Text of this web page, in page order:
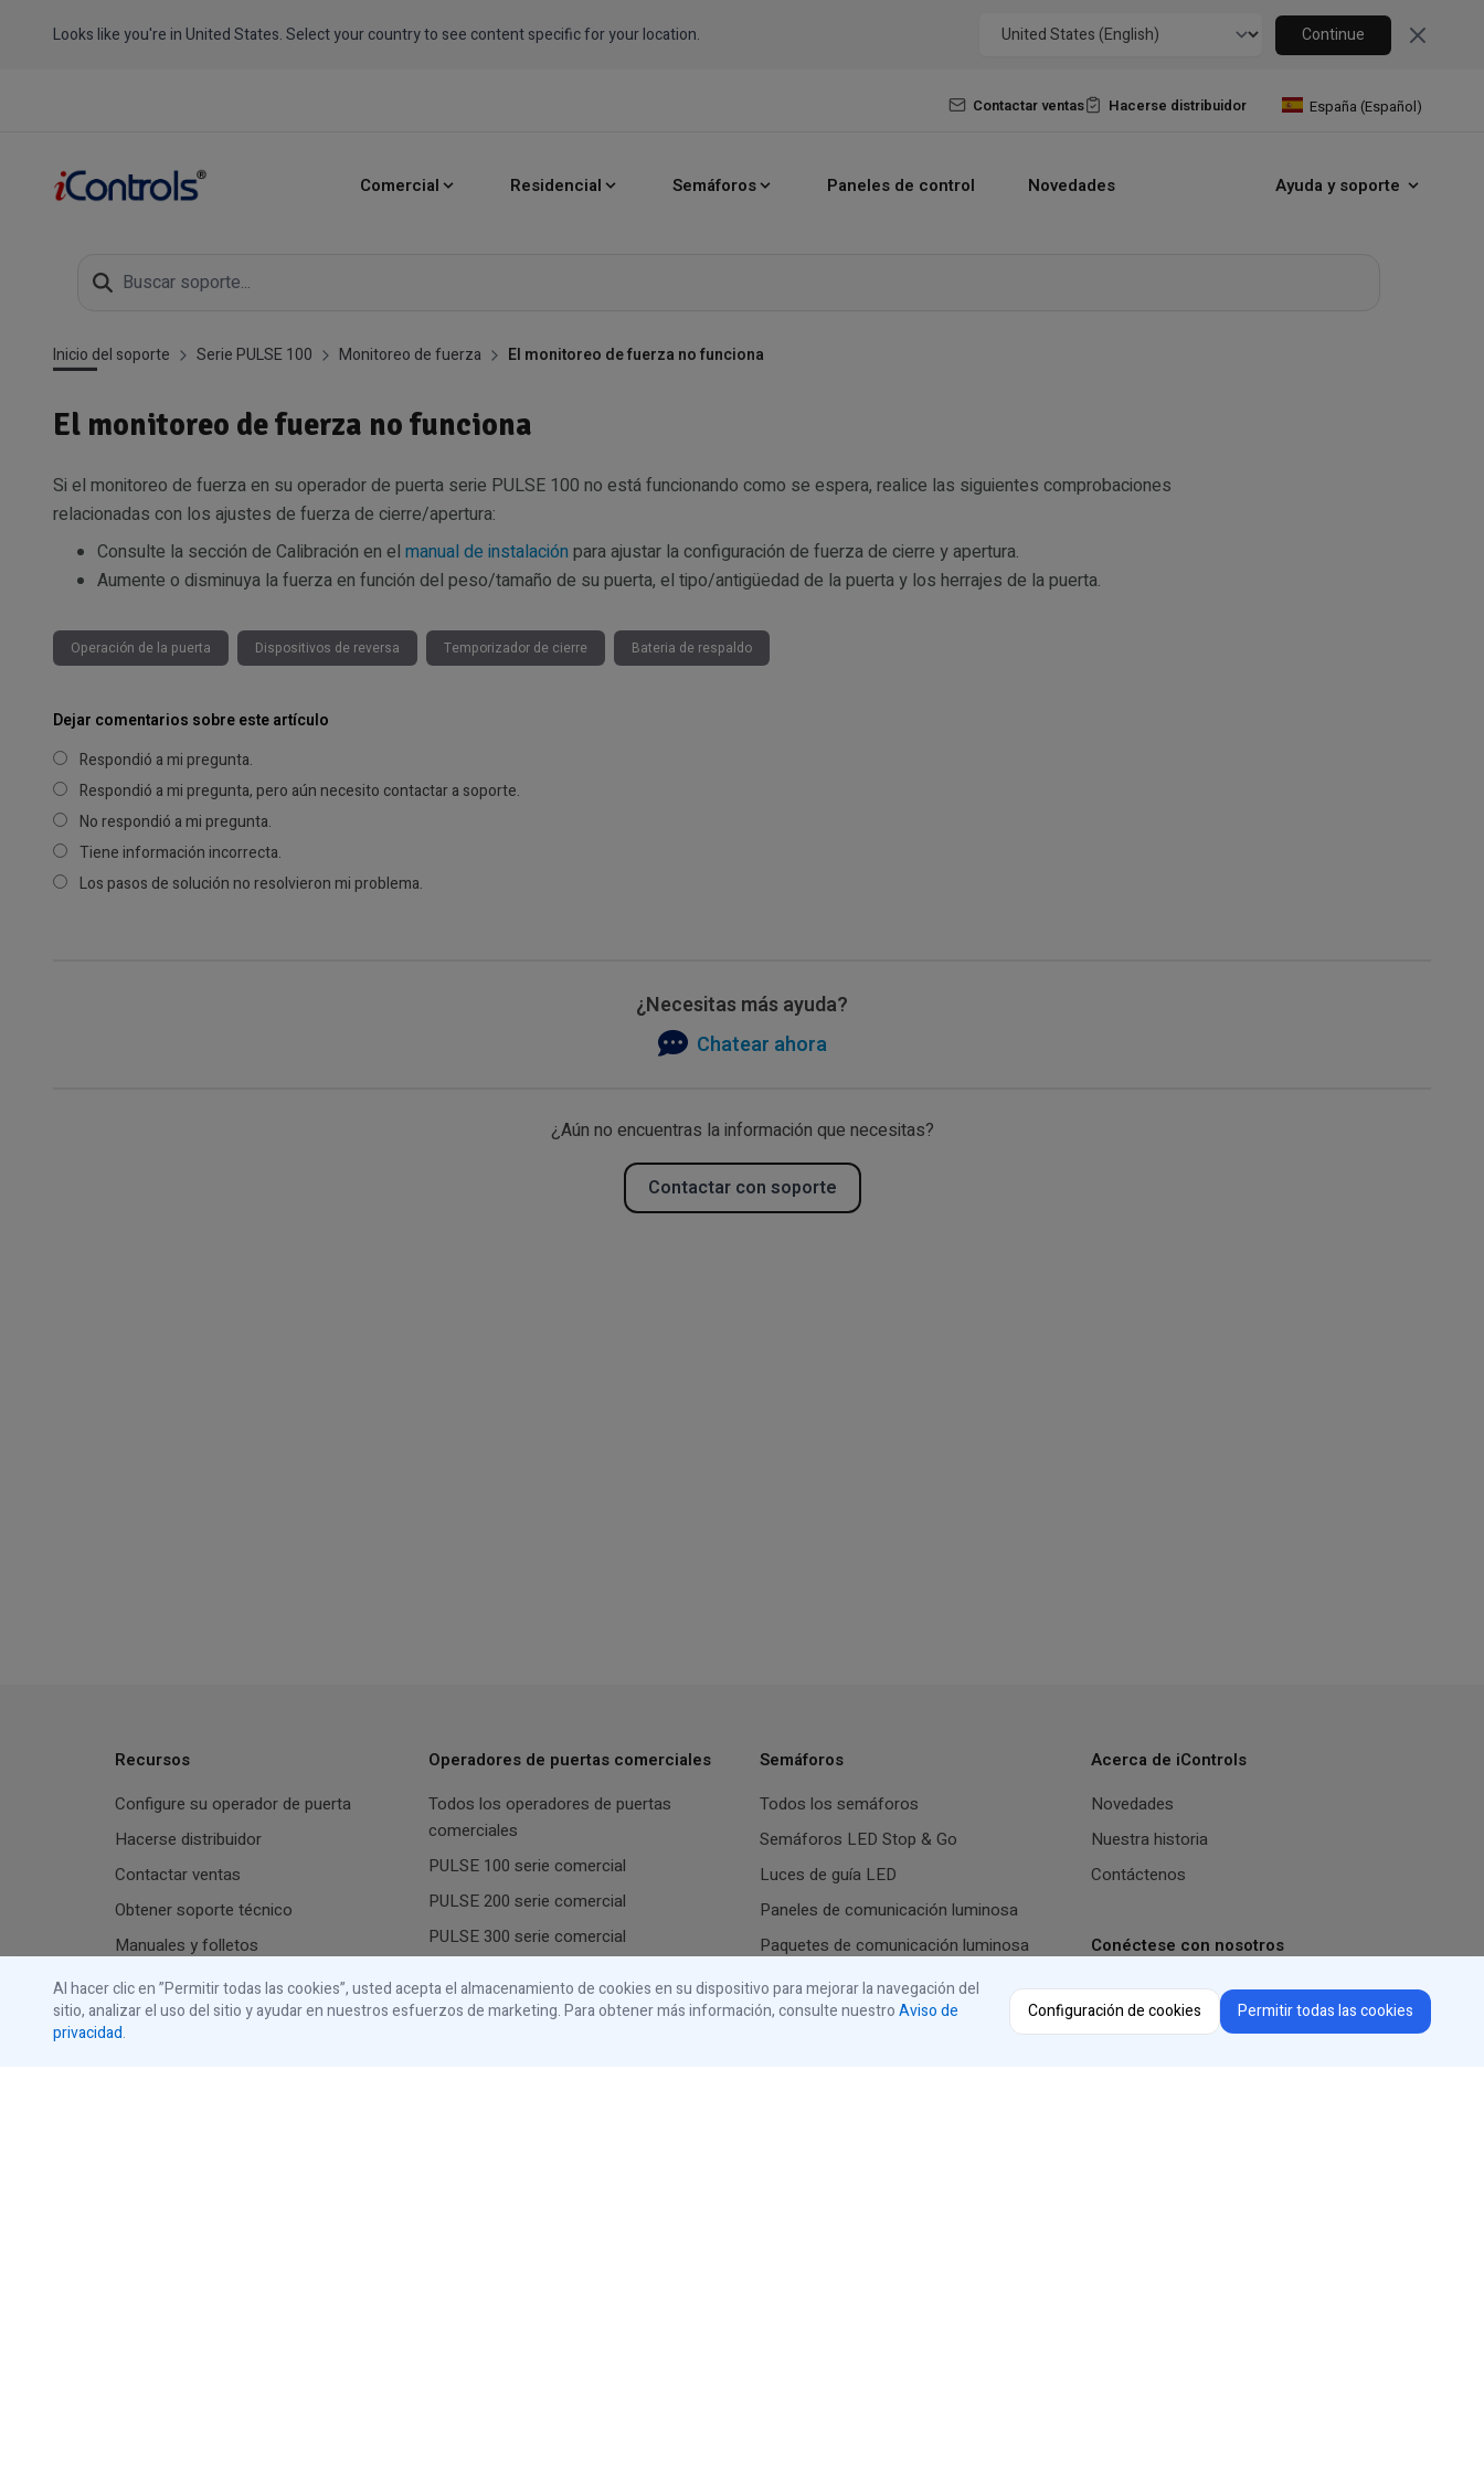
Looks like you're in United States. Select your country to see content specific for your location. Continue Close
Contactar ventas Hacerse distribuidor España (Español)
Comercial Residencial Semáforos Paneles de control Novedades Ayuda y soporte
Inicio del soporte Serie PULSE 100 Monitoreo de fuerza El monitoreo de fuerza no funciona
El monitoreo de fuerza no funciona
Si el monitoreo de fuerza en su operador de puerta serie PULSE 100 no está funcionando como se espera, realice las siguientes comprobaciones
relacionadas con los ajustes de fuerza de cierre/apertura:
Consulte la sección de Calibración en el manual de instalación para ajustar la configuración de fuerza de cierre y apertura.
Aumente o disminuya la fuerza en función del peso/tamaño de su puerta, el tipo/antigüedad de la puerta y los herrajes de la puerta.
Operación de la puerta Dispositivos de reversa Temporizador de cierre Bateria de respaldo
Dejar comentarios sobre este artículo
Respondió a mi pregunta.
Respondió a mi pregunta, pero aún necesito contactar a soporte.
No respondió a mi pregunta.
Tiene información incorrecta.
Los pasos de solución no resolvieron mi problema.
¿Necesitas más ayuda?
Chatear ahora
¿Aún no encuentras la información que necesitas?
Contactar con soporte
Recursos
Configure su operador de puerta
Hacerse distribuidor
Contactar ventas
Obtener soporte técnico
Manuales y folletos
Información sobre la garantía
Operadores de puertas comerciales
Todos los operadores de puertas
comerciales
PULSE 100 serie comercial
PULSE 200 serie comercial
PULSE 300 serie comercial
Accesorios comerciales
Semáforos
Todos los semáforos
Semáforos LED Stop & Go
Luces de guía LED
Paneles de comunicación luminosa
Paquetes de comunicación luminosa
Paneles de control
Acerca de iControls
Novedades
Nuestra historia
Contáctenos
Conéctese con nosotros
Instagram
Al hacer clic en ”Permitir todas las cookies”, usted acepta el almacenamiento de cookies en su dispositivo para mejorar la navegación del
sitio, analizar el uso del sitio y ayudar en nuestros esfuerzos de marketing. Para obtener más información, consulte nuestroAviso de
privacidad.
Configuración de cookies Permitir todas las cookies